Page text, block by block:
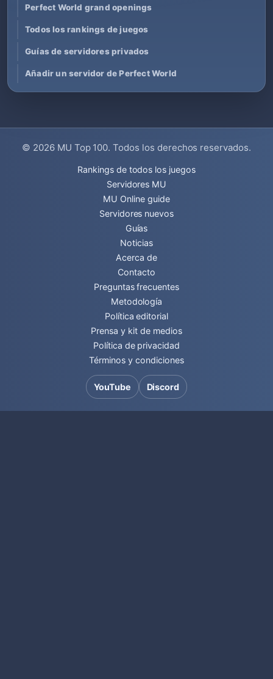
Perfect World grand openings
Todos los rankings de juegos
Guías de servidores privados
Añadir un servidor de Perfect World
© 2026 MU Top 100. Todos los derechos reservados.
Rankings de todos los juegos
Servidores MU
MU Online guide
Servidores nuevos
Guías
Noticias
Acerca de
Contacto
Preguntas frecuentes
Metodología
Política editorial
Prensa y kit de medios
Política de privacidad
Términos y condiciones
YouTube Discord